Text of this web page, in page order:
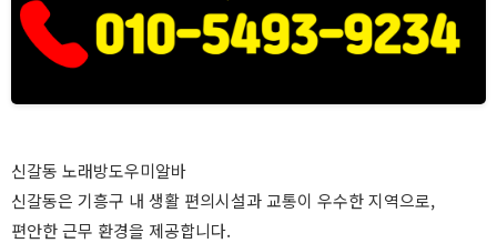
신갈동 노래방도우미알바
신갈동은 기흥구 내 생활 편의시설과 교통이 우수한 지역으로,
편안한 근무 환경을 제공합니다.